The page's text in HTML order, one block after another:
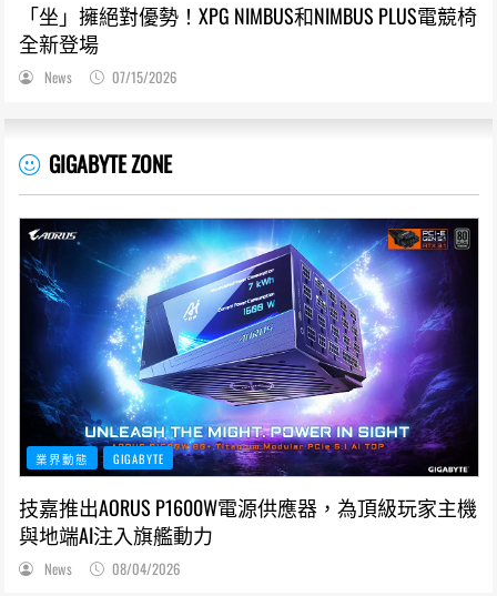
「坐」擁絕對優勢！XPG NIMBUS和NIMBUS PLUS電競椅
全新登場
News 07/15/2026
GIGABYTE ZONE
業界動態 GIGABYTE
技嘉推出AORUS P1600W電源供應器，為頂級玩家主機
與地端AI注入旗艦動力
News 08/04/2026